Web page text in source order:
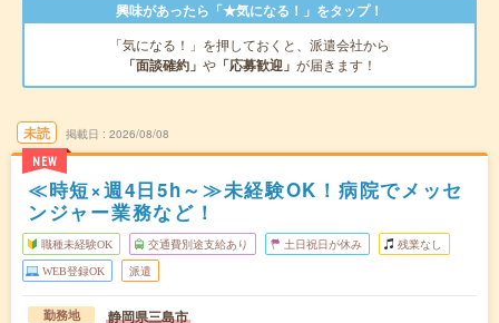
興味があったら「★気になる！」をタップ！
「気になる！」を押しておくと、派遣会社から
「面談確約」 や 「応募歓迎」 が届きます！
未読
NEW
掲載日 2026/08/08
≪時短×週4日5h～≫未経験OK！病院でメッセ
ンジャー業務など！
職種未経験OK 交通費別途支給あり 土日祝日が休み 残業なし
WEB登録OK 派遣
勤務地 静岡県三島市